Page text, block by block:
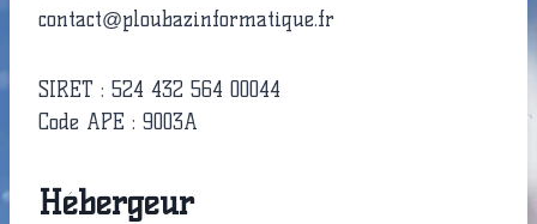
contact@ploubazinformatique.fr
SIRET : 524 432 564 00044
Code APE : 9003A
Hébergeur